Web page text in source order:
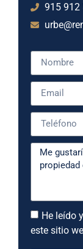
915 912
He leído
este sitio